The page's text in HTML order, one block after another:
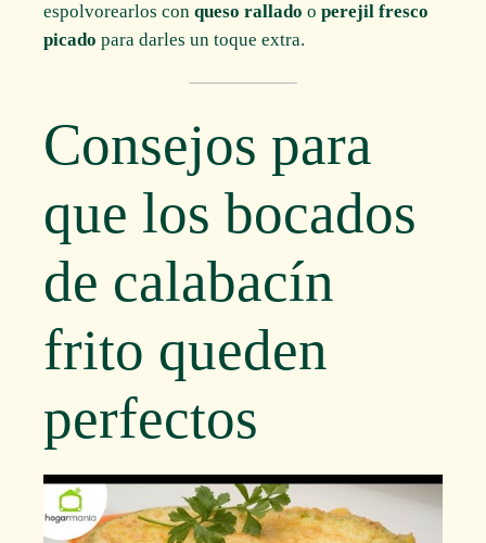
espolvorearlos conqueso rallado operejil fresco
picado para darles un toque extra.
Consejos para
que los bocados
de calabacín
frito queden
perfectos